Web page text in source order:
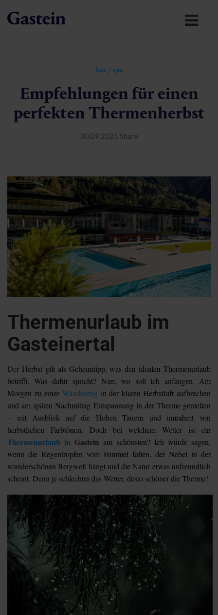
kur / spa
Empfehlungen für einen
perfekten Thermenherbst
30.09.2025 Share
Thermenurlaub im
Gasteinertal
Der Herbst gilt als Geheimtipp, was den idealen Thermenurlaub
betrifft. Was dafür spricht? Nun, wo soll ich anfangen. Am
Morgen zu einer Wanderung in der klaren Herbstluft aufbrechen
und am späten Nachmittag Entspannung in der Therme genießen
– mit Ausblick auf die Hohen Tauern und umrahmt von
herbstlichen Farbtönen. Doch bei welchem Wetter ist ein
Thermenurlaub in Gastein am schönsten? Ich würde sagen,
wenn die Regentropfen vom Himmel fallen, der Nebel in der
wunderschönen Bergwelt hängt und die Natur etwas unfreundlich
scheint. Denn je schlechter das Wetter, desto schöner die Therme!